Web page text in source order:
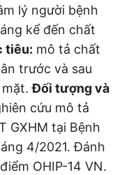
lý người bệnh
kể đến chất
tiêu: mô tả chất
trước và sau
mặt.Đối tượng và
cứu mô tả
GXHM tại Bệnh
4/2021. Đánh
OHIP-14 VN.